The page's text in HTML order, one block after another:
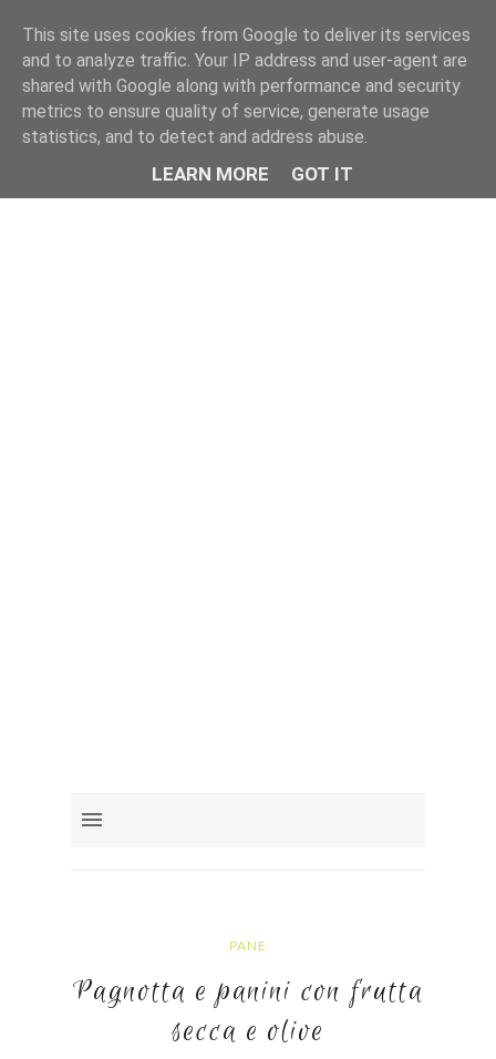
PANE
Pagnotta e panini con frutta
secca e olive
This site uses cookies from Google to deliver its services
and to analyze traffic. Your IP address and user-agent are
shared with Google along with performance and security
metrics to ensure quality of service, generate usage
statistics, and to detect and address abuse.
LEARN MORE GOT IT